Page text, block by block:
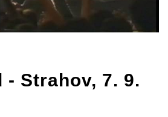
- Strahov, 7. 9.